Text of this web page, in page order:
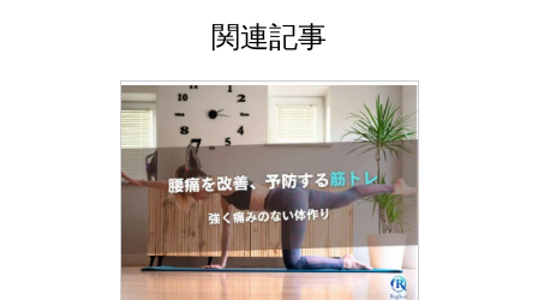
関連記事